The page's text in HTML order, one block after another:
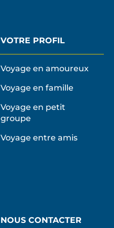
VOTRE PROFIL
Voyage en amoureux
Voyage en famille
Voyage en petit
groupe
Voyage entre amis
NOUS CONTACTER